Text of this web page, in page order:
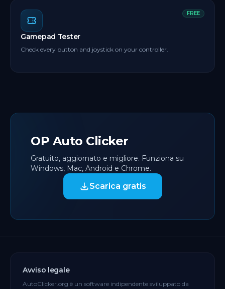
FREE
Gamepad Tester
Check every button and joystick on your controller.
OP Auto Clicker
Gratuito, aggiornato e migliore. Funziona su
Windows, Mac, Android e Chrome.
Scarica gratis
Avviso legale
AutoClicker.org è un software indipendente sviluppato da